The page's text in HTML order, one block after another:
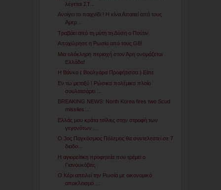
λέγεται ΣΤ...
Ανοίγει το παιχνίδι ! Η κίνα Απαιτεί από τους
Αμερ...
Τραβάει από τη μύτη τη Δύση ο Πούτιν
Αποχώρησε η Ρωσία από τους G8!
Μια ολόκληρη περιοχή στον Άρη ονομάζεται
Ελλάδα!
Η Βάνκα ( Βουλγάρα Προφήτισσα ) Είπε
Εν τω μεταξύ ! Ρώσικο πολέμικο πλοίο
σουλατσάρει ...
BREAKING NEWS: North Korea fires two Scud
missiles...
Ελλάς μου κράτα τσίλιες στην στροφή των
γεγονότων ...
Ο 3ος Παγκόσμιος Πόλεμος θα συντελεστεί σε 7
διαδο...
Η αγιορείτικη προφητεία που τρέμει ο
Γιανουκόβιτς
Ο Κέρι απειλεί την Ρωσία με οικονομικό
αποκλεισμό ...